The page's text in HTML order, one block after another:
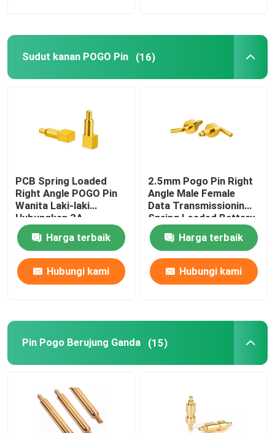
Sudut kanan POGO Pin (16)
PCB Spring Loaded
Right Angle POGO Pin
Wanita Laki-laki
Hubungkan 3A
Harga terbaik
Hubungi kami
2.5mm Pogo Pin Right
Angle Male Female
Data Transmissionin
Spring Loaded Battery
Connector
Harga terbaik
Hubungi kami
Pin Pogo Berujung Ganda (15)